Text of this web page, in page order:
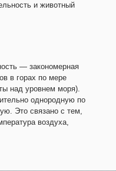
и животный
— закономерная
в горах по мере
над уровнем моря).
однородную по
Это связано с тем,
воздуха,